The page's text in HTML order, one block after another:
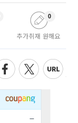
추가취재 원해요
0